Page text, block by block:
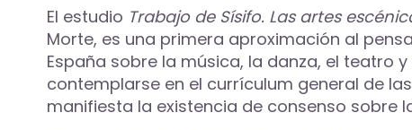
El estudio Trabajo de Sísifo. Las artes
Morte, es una primera aproximación al
España sobre la música, la danza, el teatro
contemplarse en el currículum general de
manifiesta la existencia de consenso sobre